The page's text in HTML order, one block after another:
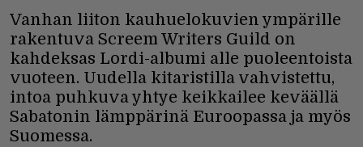
Vanhan liiton kauhuelokuvien ympärille
rakentuva Screem Writers Guild on
kahdeksas Lordi-albumi alle puoleentoista
vuoteen. Uudella kitaristilla vahvistettu,
intoa puhkuva yhtye keikkailee keväällä
Sabatonin lämppärinä Euroopassa ja myös
Suomessa.